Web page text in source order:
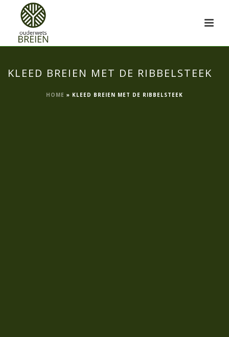
KLEED BREIEN MET DE RIBBELSTEEK
HOME » KLEED BREIEN MET DE RIBBELSTEEK